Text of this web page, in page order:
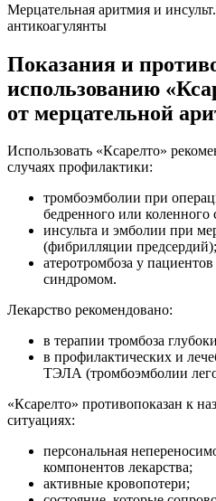
Мерцательная аритмия и
антикоагулянты
Показания и
использованию
от мерцательной
Использовать «Ксарелто»
случаях профилактики:
тромбоэмболии при
бедренного или коленного
инсульта и эмболии при
(фибрилляции предсердий);
атеротромбоза у
синдромом.
Лекарство рекомендовано:
в терапии тромбоза
в профилактических и
ТЭЛА (тромбоэмболии
«Ксарелто» противопоказан к
ситуациях:
персональная
компонентов лекарства;
активные кровопотери;